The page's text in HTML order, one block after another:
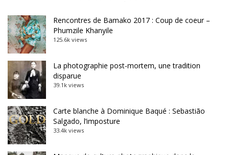
Rencontres de Bamako 2017 : Coup de coeur –
Phumzile Khanyile
125.6k views
La photographie post-mortem, une tradition
disparue
39.1k views
Carte blanche à Dominique Baqué : Sebastião
Salgado, l’imposture
33.4k views